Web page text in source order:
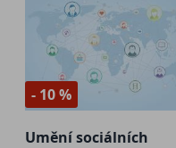
- 10 %
Umění sociálních